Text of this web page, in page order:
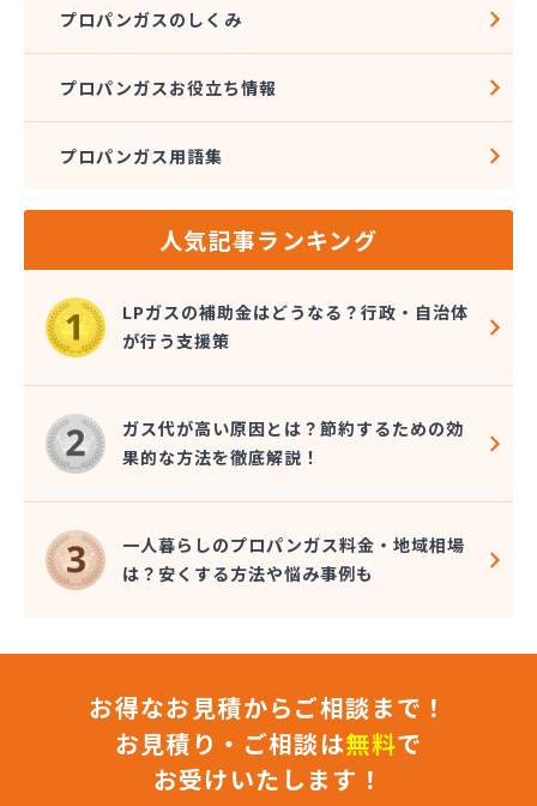
(株)ファインガス
(株)フジテック
(株)フジプロ
(株)フジプロ 辻堂支店
(株)ホクト
(株)ホクト 相模原支店
(株)マクタ
(株)マスダ
(株)マスダエレメント
(株)マルエイ 横浜支店
(株)ミツウロコ 横浜営業所
(株)ミツウロコ 湘南営業所
(株)ミツウロコヴェッセル 横浜南店
(株)ミツウロコヴェッセル 相模原店
(株)ミツウロコヴェッセル 津久井店
(株)ミツウロコヴェッセル 平塚店
(株)ミトメ
(株)みなとガス
(株)むらやま
(株)モチヅキ
(株)ヤマイチ
(株)ヨコヤマ
プロパンガスのしくみ
プロパンガスお役立ち情報
プロパンガス用語集
人気記事ランキング
LPガスの補助金はどうなる？行政・自治体
が行う支援策
ガス代が高い原因とは？節約するための効
果的な方法を徹底解説！
一人暮らしのプロパンガス料金・地域相場
は？安くする方法や悩み事例も
お得なお見積からご相談まで！
お見積り・ご相談は無料で
お受けいたします！